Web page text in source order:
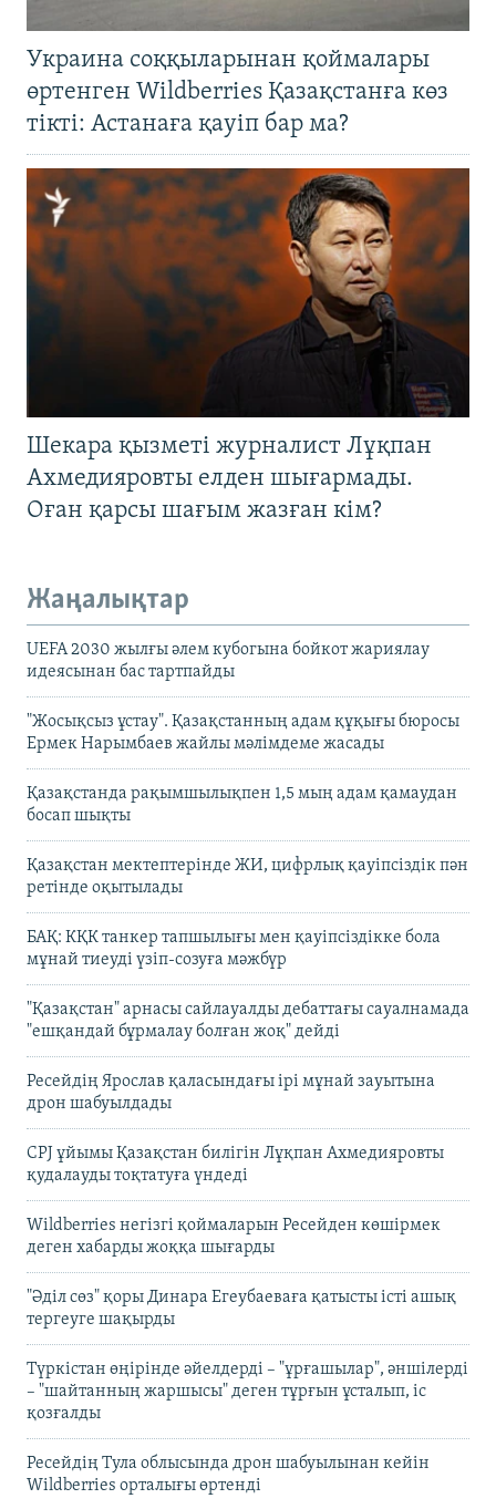
Украина соққыларынан қоймалары
өртенген Wildberries Қазақстанға көз
тікті: Астанаға қауіп бар ма?
Шекара қызметі журналист Лұқпан
Ахмедияровты елден шығармады.
Оған қарсы шағым жазған кім?
Жаңалықтар
UEFA 2030 жылғы әлем кубогына бойкот жариялау
идеясынан бас тартпайды
"Жосықсыз ұстау". Қазақстанның адам құқығы бюросы
Ермек Нарымбаев жайлы мәлімдеме жасады
Қазақстанда рақымшылықпен 1,5 мың адам қамаудан
босап шықты
Қазақстан мектептерінде ЖИ, цифрлық қауіпсіздік пән
ретінде оқытылады
БАҚ: КҚК танкер тапшылығы мен қауіпсіздікке бола
мұнай тиеуді үзіп-созуға мәжбүр
"Қазақстан" арнасы сайлауалды дебаттағы сауалнамада
"ешқандай бұрмалау болған жоқ" дейді
Ресейдің Ярослав қаласындағы ірі мұнай зауытына
дрон шабуылдады
CPJ ұйымы Қазақстан билігін Лұқпан Ахмедияровты
қудалауды тоқтатуға үндеді
Wildberries негізгі қоймаларын Ресейден көшірмек
деген хабарды жоққа шығарды
"Әділ сөз" қоры Динара Егеубаеваға қатысты істі ашық
тергеуге шақырды
Түркістан өңірінде әйелдерді – "ұрғашылар", әншілерді
– "шайтанның жаршысы" деген тұрғын ұсталып, іс
қозғалды
Ресейдің Тула облысында дрон шабуылынан кейін
Wildberries орталығы өртенді